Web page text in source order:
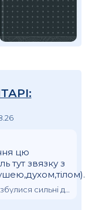
цю
тут звязку з
сильні духом люди